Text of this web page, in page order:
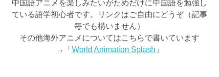
中国語アニメを楽しみたいがためだけに中国語を勉強し
ている語学初心者です。リンクはご自由にどうぞ（記事
毎でも構いません）
その他海外アニメについてはこちらで書いています
→「World Animation Splash 」